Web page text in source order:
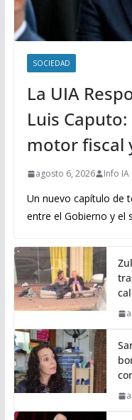
SOCIEDAD
La UIA
Luis
motor fiscal
agosto 6, 2026 Info IA
Un nuevo capítulo de
entre el Gobierno y el